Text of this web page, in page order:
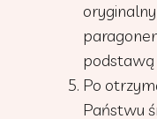
podstawą
Po
Państwu